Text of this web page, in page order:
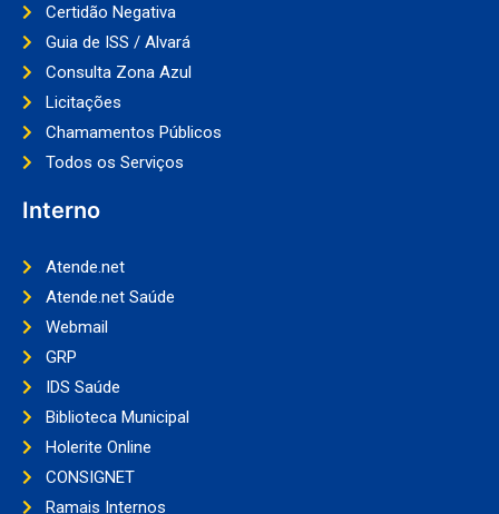
Certidão Negativa
Guia de ISS / Alvará
Consulta Zona Azul
Licitações
Chamamentos Públicos
Todos os Serviços
Interno
Atende.net
Atende.net Saúde
Webmail
GRP
IDS Saúde
Biblioteca Municipal
Holerite Online
CONSIGNET
Ramais Internos